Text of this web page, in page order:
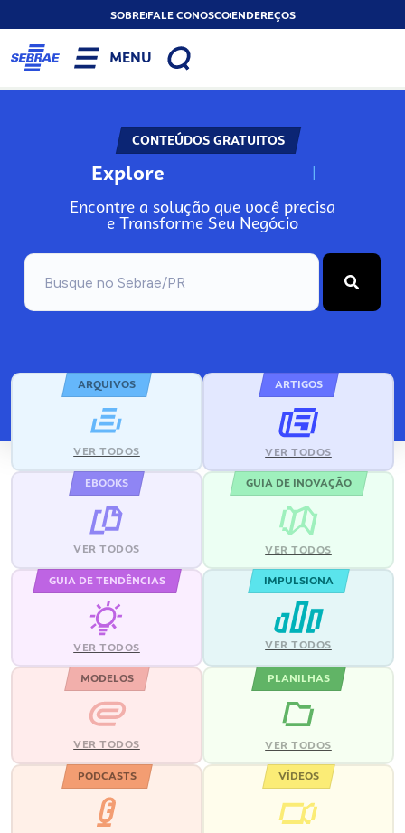
SOBREFALE CONOSCOENDEREÇOS
MENU
CONTEÚDOS GRATUITOS
Explore N
Encontre a solução que você precisa
e Transforme Seu Negócio
ARQUIVOS
VER TODOS
ARTIGOS
VER TODOS
EBOOKS
VER TODOS
GUIA DE INOVAÇÃO
VER TODOS
GUIA DE TENDÊNCIAS
VER TODOS
IMPULSIONA
VER TODOS
MODELOS
VER TODOS
PLANILHAS
VER TODOS
PODCASTS VÍDEOS